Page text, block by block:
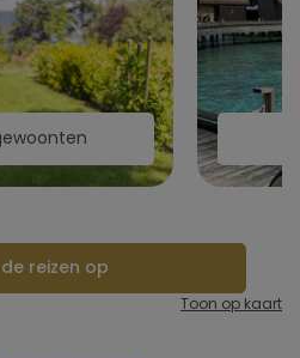
reizen op
Toon op kaart